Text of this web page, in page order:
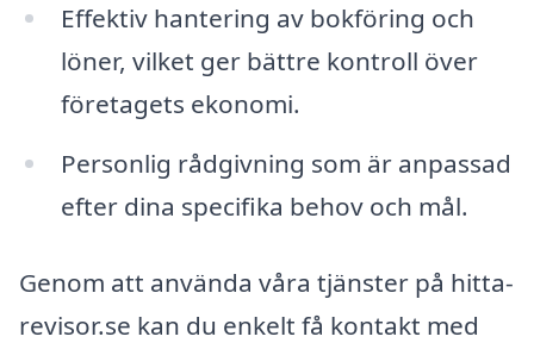
Effektiv hantering av bokföring och
löner, vilket ger bättre kontroll över
företagets ekonomi.
Personlig rådgivning som är anpassad
efter dina specifika behov och mål.
Genom att använda våra tjänster på hitta-
revisor.se kan du enkelt få kontakt med